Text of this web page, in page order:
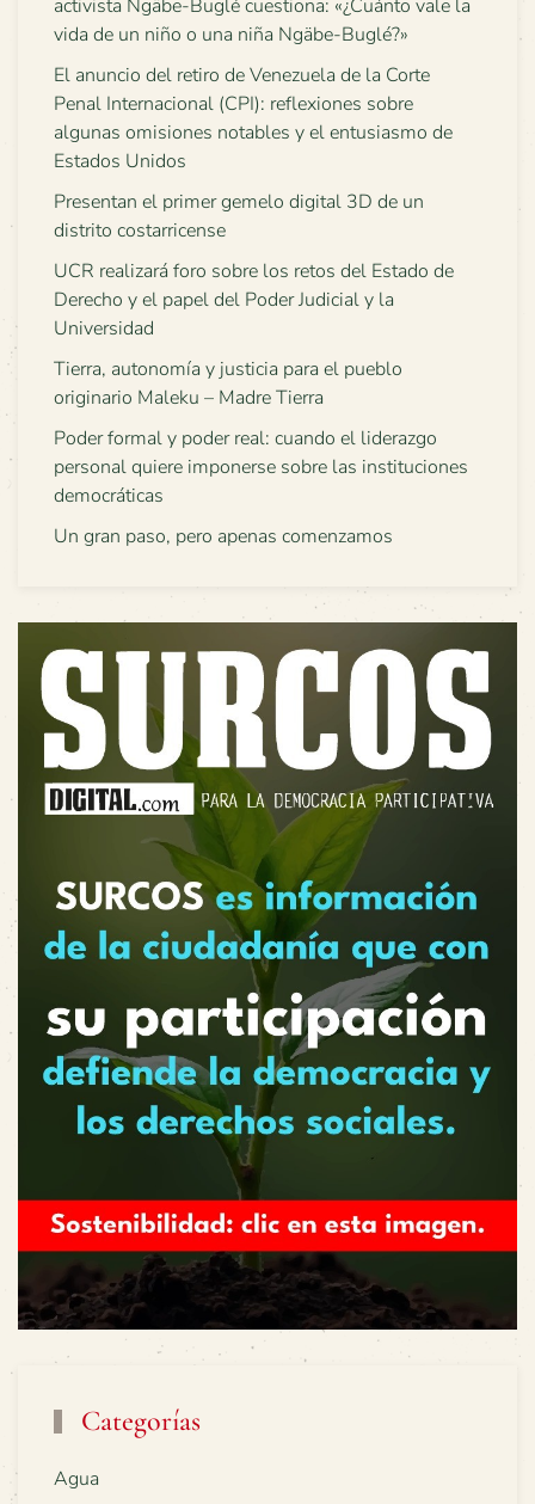
activista Ngäbe-Buglé cuestiona: «¿Cuánto vale la
vida de un niño o una niña Ngäbe-Buglé?»
El anuncio del retiro de Venezuela de la Corte
Penal Internacional (CPI): reflexiones sobre
algunas omisiones notables y el entusiasmo de
Estados Unidos
Presentan el primer gemelo digital 3D de un
distrito costarricense
UCR realizará foro sobre los retos del Estado de
Derecho y el papel del Poder Judicial y la
Universidad
Tierra, autonomía y justicia para el pueblo
originario Maleku – Madre Tierra
Poder formal y poder real: cuando el liderazgo
personal quiere imponerse sobre las instituciones
democráticas
Un gran paso, pero apenas comenzamos
Categorías
Agua